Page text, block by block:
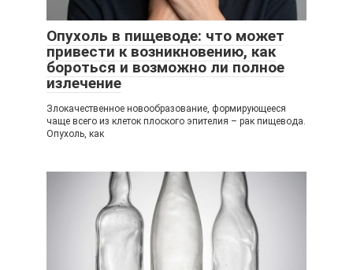
Опухоль в пищеводе: что может
привести к возникновению, как
бороться и возможно ли полное
излечение
Злокачественное новообразование, формирующееся
чаще всего из клеток плоского эпителия – рак пищевода.
Опухоль, как